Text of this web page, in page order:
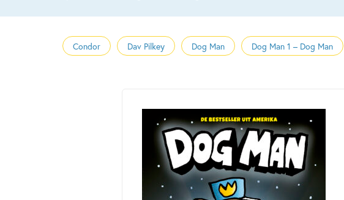
Condor Dav Pilkey Dog Man Dog Man 1 – Dog Man